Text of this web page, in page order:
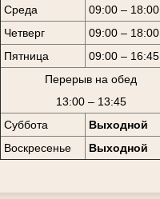
Среда
09:00 – 18:00
Четверг
09:00 – 18:00
Пятница
09:00 – 16:45
Перерыв на обед
13:00 – 13:45
Суббота
Выходной
Воскресенье
Выходной